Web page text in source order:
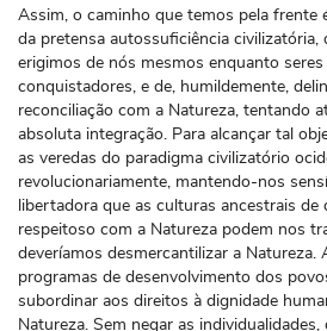
Assim, o caminho que temos pela frente
da pretensa autossuficiência civilizatória,
erigimos de nós mesmos enquanto
conquistadores, e de, humildemente,
reconciliação com a Natureza, tentando
absoluta integração. Para alcançar tal
as veredas do paradigma civilizatório
revolucionariamente, mantendo-nos
libertadora que as culturas ancestrais de
respeitoso com a Natureza podem nos
deveríamos desmercantilizar a Natureza.
programas de desenvolvimento dos
subordinar aos direitos à dignidade
Natureza. Sem negar as